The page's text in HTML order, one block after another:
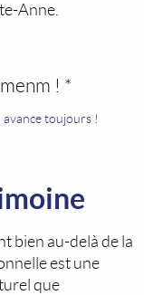
Anne.
! *
avance toujours !
bien au-delà de la
est une
que